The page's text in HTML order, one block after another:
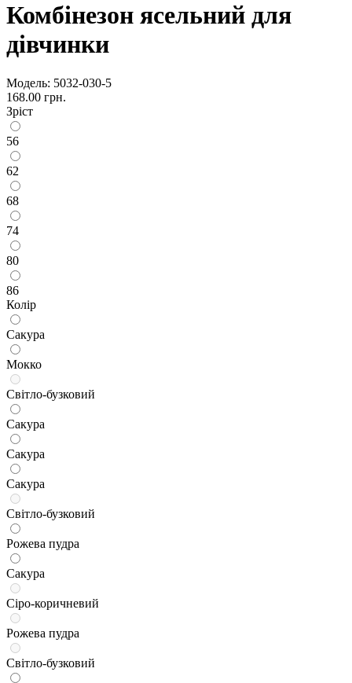
Комбінезон ясельний для
дівчинки
Модель: 5032-030-5
168.00 грн.
Зріст
56
62
68
74
80
86
Колір
Сакура
Мокко
Світло-бузковий
Сакура
Сакура
Сакура
Світло-бузковий
Рожева пудра
Сакура
Сіро-коричневий
Рожева пудра
Світло-бузковий